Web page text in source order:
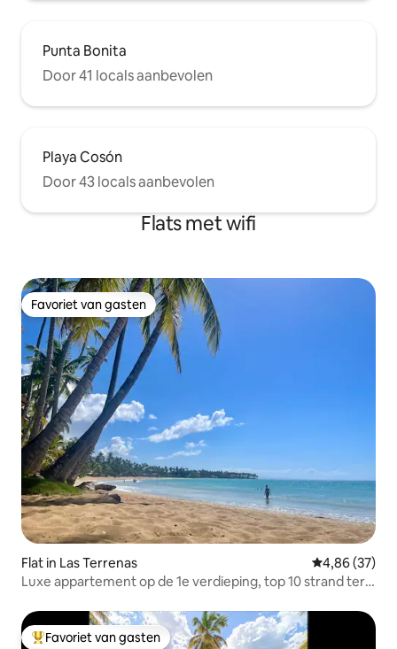
Punta Bonita
Door 41 locals aanbevolen
Playa Cosón
Door 43 locals aanbevolen
Flats met wifi
Favoriet van gasten
Favoriet van gasten
Flat in Las Terrenas Gemiddelde
4,86 (37)
Luxe appartement op de 1e verdieping, top 10 strand ter
Topfavoriet van gasten
Favoriet van gasten